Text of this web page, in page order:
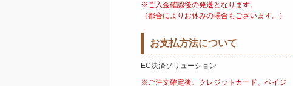
※ご入金確認後の発送となります。
（都合によりお休みの場合もございます。）
お支払方法について
EC決済ソリューション
※ご注文確定後、クレジットカード、ペイジ